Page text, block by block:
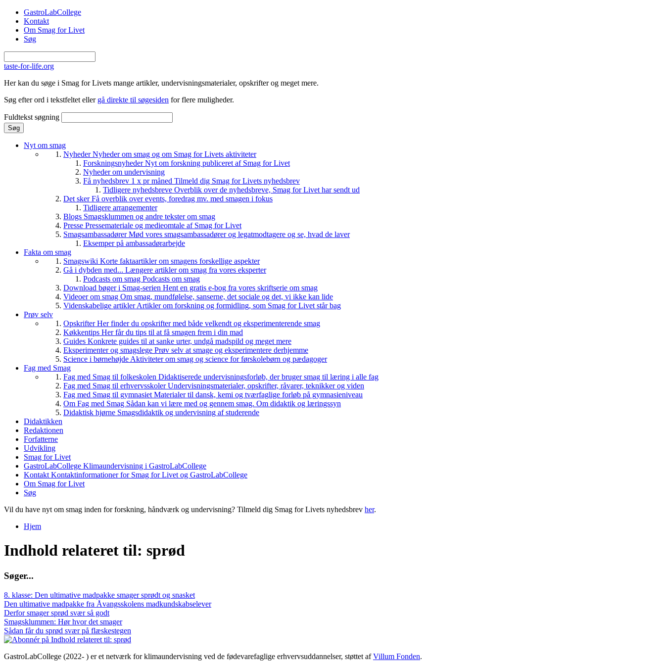
Gå til hovedindhold
GastroLabCollege
Kontakt
Om Smag for Livet
Søg
taste-for-life.org
Her kan du søge i Smag for Livets mange artikler, undervisningsmaterialer, opskrifter og meget mere.
Søg efter ord i tekstfeltet eller gå direkte til søgesiden for flere muligheder.
Fuldtekst søgning
Nyt om smag
NyhederNyheder om smag og om Smag for Livets aktiviteter
ForskningsnyhederNyt om forskning publiceret af Smag for Livet
Nyheder om undervisning
Få nyhedsbrev 1 x pr måned Tilmeld dig Smag for Livets nyhedsbrev
Tidligere nyhedsbreve Overblik over de nyhedsbreve, Smag for Livet har sendt ud
Det skerFå overblik over events, foredrag mv. med smagen i fokus
Tidligere arrangementer
Blogs Smagsklummen og andre tekster om smag
Presse Pressemateriale og medieomtale af Smag for Livet
SmagsambassadørerMød vores smagsambassadører og legatmodtagere og se, hvad de laver
Eksemper på ambassadørarbejde
Fakta om smag
Smagswiki Korte faktaartikler om smagens forskellige aspekter
Gå i dybden med... Længere artikler om smag fra vores eksperter
Podcasts om smag Podcasts om smag
Download bøger i Smag-serien Hent en gratis e-bog fra vores skriftserie om smag
Videoer om smag Om smag, mundfølelse, sanserne, det sociale og det, vi ikke kan lide
Videnskabelige artiklerArtikler om forskning og formidling, som Smag for Livet står bag
Prøv selv
OpskrifterHer finder du opskrifter med både velkendt og eksperimenterende smag
Køkkentips Her får du tips til at få smagen frem i din mad
Guides Konkrete guides til at sanke urter, undgå madspild og meget mere
Eksperimenter og smagslege Prøv selv at smage og eksperimentere derhjemme
Science i børnehøjde Aktiviteter om smag og science for førskolebørn og pædagoger
Fag med Smag
Fag med Smag til folkeskolen Didaktiserede undervisningsforløb, der bruger smag til læring i alle fag
Fag med Smag til erhvervsskolerUndervisningsmaterialer, opskrifter, råvarer, teknikker og viden
Fag med Smag til gymnasiet Materialer til dansk, kemi og tværfaglige forløb på gymnasieniveau
Om Fag med Smag Sådan kan vi lære med og gennem smag. Om didaktik og læringssyn
Didaktisk hjørne Smagsdidaktik og undervisning af studerende
Didaktikken
Redaktionen
Forfatterne
Udvikling
Smag for Livet
GastroLabCollege Klimaundervisning i GastroLabCollege
Kontakt Kontaktinformationer for Smag for Livet og GastroLabCollege
Om Smag for Livet
Søg
Vil du have nyt om smag inden for forskning, håndværk og undervisning? Tilmeld dig Smag for Livets nyhedsbrev her.
Hjem
Indhold relateret til: sprød
Søger...
8. klasse: Den ultimative madpakke smager sprødt og snasket
Den ultimative madpakke fra Åvangsskolens madkundskabselever
Derfor smager sprød svær så godt
Smagsklummen: Hør hvor det smager
Sådan får du sprød svær på flæskestegen
GastroLabCollege (2022- ) er et netværk for klimaundervisning ved de fødevarefaglige erhvervsuddannelser, støttet afVillum Fonden.